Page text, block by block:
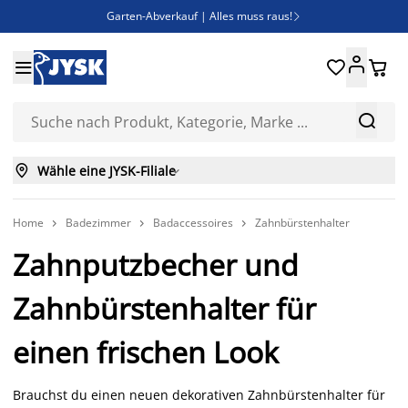
Garten-Abverkauf | Alles muss raus! 
Bist du Unternehmer? Entdecke JYSK-B2B
Esszimmerstuhl ADSLEV um nur 40€


 
 Wähle eine JYSK-Filiale
Home  Badezimmer  Badaccessoires  Zahnbürstenhalter
Zahnputzbecher und
Zahnbürstenhalter für
einen frischen Look
Brauchst du einen neuen dekorativen Zahnbürstenhalter für